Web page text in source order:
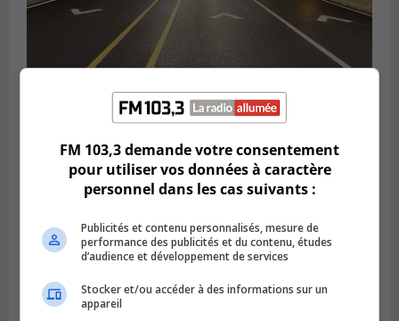
Le tube nord du pont-tunnel Louis-
Hippolyte-La Fontaine se dote d’une
nouvelle chaussée
FM 103,3 demande votre consentement
pour utiliser vos données à caractère
personnel dans les cas suivants :
Publicités et contenu personnalisés, mesure de
performance des publicités et du contenu, études
d’audience et développement de services
Stocker et/ou accéder à des informations sur un
appareil